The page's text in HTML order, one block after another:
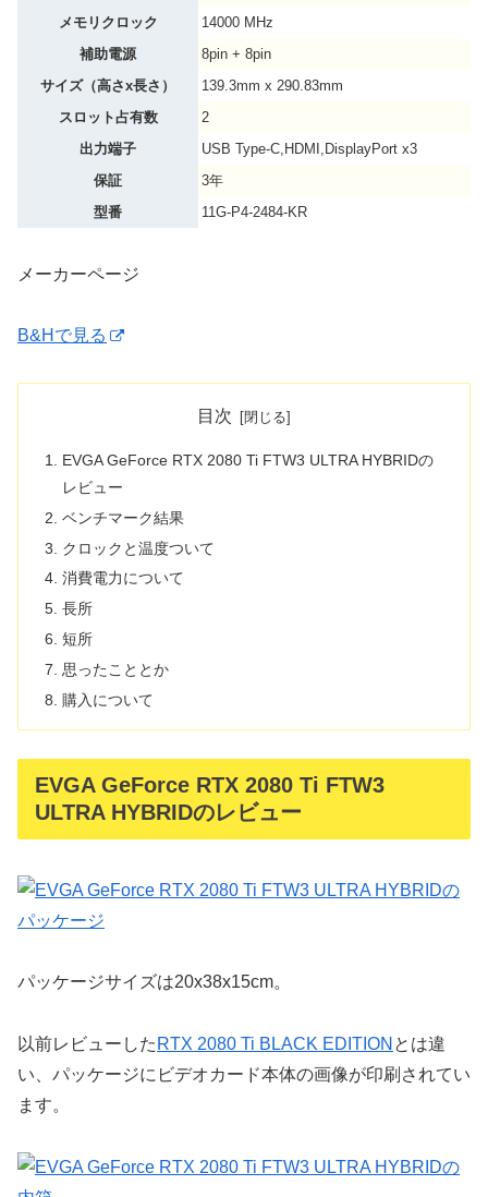
メモリクロック
14000 MHz
補助電源
8pin + 8pin
サイズ（高さx長さ）
139.3mm x 290.83mm
スロット占有数
2
出力端子
USB Type-C,HDMI,DisplayPort x3
保証
3年
型番
11G-P4-2484-KR
メーカーページ
B&Hで見る
目次
EVGA GeForce RTX 2080 Ti FTW3 ULTRA HYBRIDの
レビュー
ベンチマーク結果
クロックと温度ついて
消費電力について
長所
短所
思ったこととか
購入について
EVGA GeForce RTX 2080 Ti FTW3
ULTRA HYBRIDのレビュー
パッケージサイズは20x38x15cm。
以前レビューした RTX 2080 Ti BLACK EDITION とは違
い、パッケージにビデオカード本体の画像が印刷されてい
ます。